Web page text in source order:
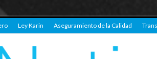
Ley Karin Aseguramiento de la Calidad